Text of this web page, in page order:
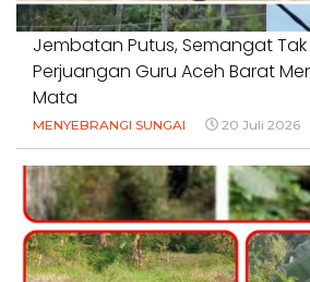
Jembatan Putus, Semangat Tak
Perjuangan Guru Aceh Barat
Mata
MENYEBRANGI SUNGAI 20 Juli 2026